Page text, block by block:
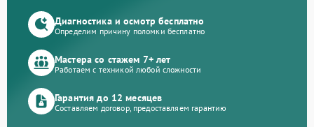
Диагностика и осмотр бесплатно
Определим причину поломки бесплатно
Мастера со стажем 7+ лет
Работаем с техникой любой сложности
Гарантия до 12 месяцев
Составляем договор, предоставляем гарантию